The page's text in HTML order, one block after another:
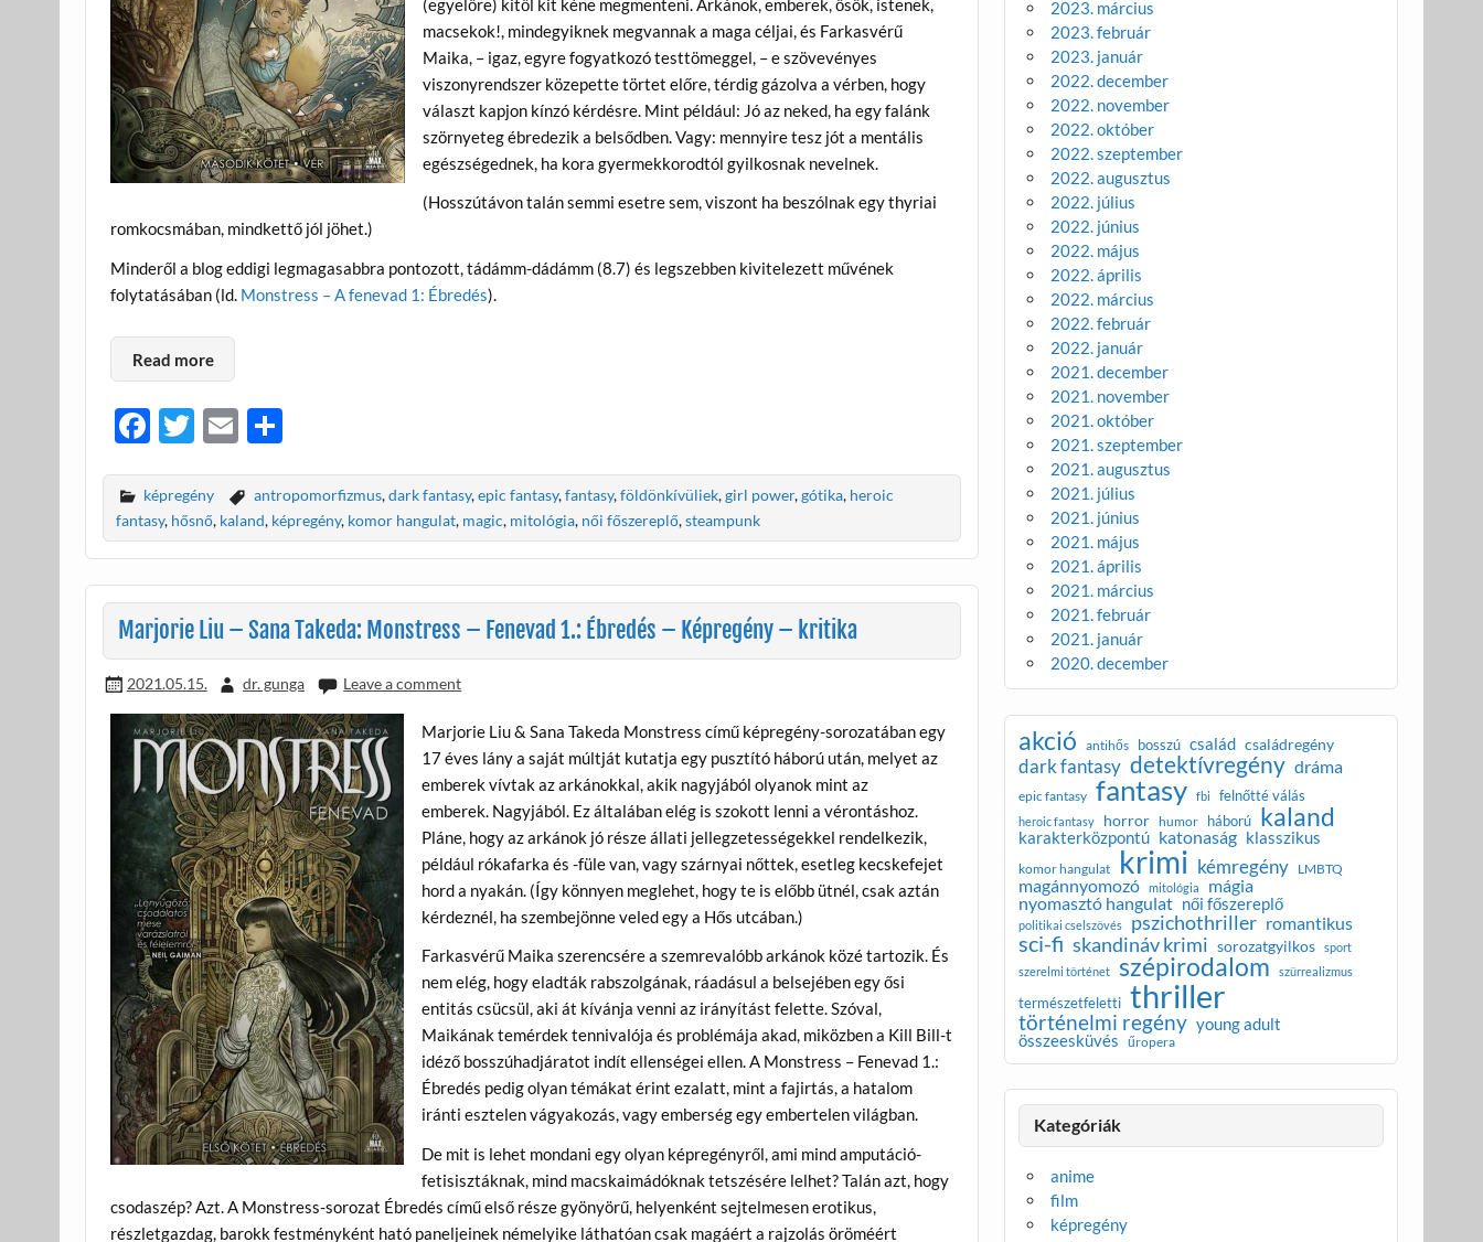
(egyelőre) kitől kit kéne megmenteni. Arkánok, emberek, ősök, istenek,
macsekok!, mindegyiknek megvannak a maga céljai, és Farkasvérű
Maika, – igaz, egyre fogyatkozó testtömeggel, – e szövevényes
viszonyrendszer közepette törtet előre, térdig gázolva a vérben, hogy
választ kapjon kínzó kérdésre. Mint például: Jó az neked, ha egy falánk
szörnyeteg ébredezik a belsődben. Vagy: mennyire tesz jót a mentális
egészségednek, ha kora gyermekkorodtól gyilkosnak nevelnek.
(Hosszútávon talán semmi esetre sem, viszont ha beszólnak egy thyriai
romkocsmában, mindkettő jól jöhet.)
Minderől a blog eddigi legmagasabbra pontozott, tádámm-dádámm (8.7) és legszebben kivitelezett művének
folytatásában (ld. Monstress – A fenevad 1: Ébredés).
Read more
F
e
b
o
o
k
T
itt
er
E
ail za
m
e
g
képregény antropomorfizmus,dark fantasy,epic fantasy,fantasy,földönkívüliek,girl power,gótika, heroic
fantasy, hősnő, kaland, képregény, komor hangulat, magic, mitológia, női főszereplő,steampunk
Marjorie Liu – Sana Takeda: Monstress – Fenevad 1.: Ébredés – Képregény – kritika
2021.05.15. dr. gunga Leave a comment
Marjorie Liu & Sana Takeda Monstress című képregény-sorozatában egy
17 éves lány a saját múltját kutatja egy pusztító háború után, melyet az
emberek vívtak az arkánokkal, akik nagyjából olyanok mint az
emberek. Nagyjából. Ez általában elég is szokott lenni a vérontáshoz.
Pláne, hogy az arkánok jó része állati jellegzetességekkel rendelkezik,
például rókafarka és -füle van, vagy szárnyai nőttek, esetleg kecskefejet
hord a nyakán. (Így könnyen meglehet, hogy te is előbb ütnél, csak aztán
kérdeznél, ha szembejönne veled egy a Hős utcában.)
Farkasvérű Maika szerencsére a szemrevalóbb arkánok közé tartozik. És
nem elég, hogy eladták rabszolgának, ráadásul a belsejében egy ősi
entitás csücsül, aki át kívánja venni az irányítást felette. Szóval,
Maikának temérdek tennivalója és problémája akad, miközben a Kill Bill-t
idéző bosszúhadjáratot indít ellenségei ellen. A Monstress – Fenevad 1.:
Ébredés pedig olyan témákat érint ezalatt, mint a fajirtás, a hatalom
iránti esztelen vágyakozás, vagy emberség egy embertelen világban.
De mit is lehet mondani egy olyan képregényről, ami mind amputáció-
fetisisztáknak, mind macskaimádóknak tetszésére lelhet? Talán azt, hogy
csodaszép? Azt. A Monstress-sorozat Ébredés című első része gyönyörű, helyenként sejtelmesen erotikus,
részletgazdag, barokk festményként ható paneljeinek némelyike láthatóan csak magáért a rajzolás öröméért
2023. március
2023. február
2023. január
2022. december
2022. november
2022. október
2022. szeptember
2022. augusztus
2022. július
2022. június
2022. május
2022. április
2022. március
2022. február
2022. január
2021. december
2021. november
2021. október
2021. szeptember
2021. augusztus
2021. július
2021. június
2021. május
2021. április
2021. március
2021. február
2021. január
2020. december
akció antihős bosszú család családregény
dark fantasy detektívregény dráma
epic fantasy fantasy fbi felnőtté válás
heroic fantasy horror humor háború kaland
karakterközpontú katonaság klasszikus
komor hangulat krimi kémregény LMBTQ
magánnyomozó mitológia mágia
nyomasztó hangulat női főszereplő
politikai cselszövés pszichothriller romantikus
sci-fi skandináv krimi sorozatgyilkos
sport
szerelmi történet
szépirodalom szürrealizmus
természetfeletti thriller
történelmi regény young adult
összeesküvés
űropera
Kategóriák
anime
film
képregény